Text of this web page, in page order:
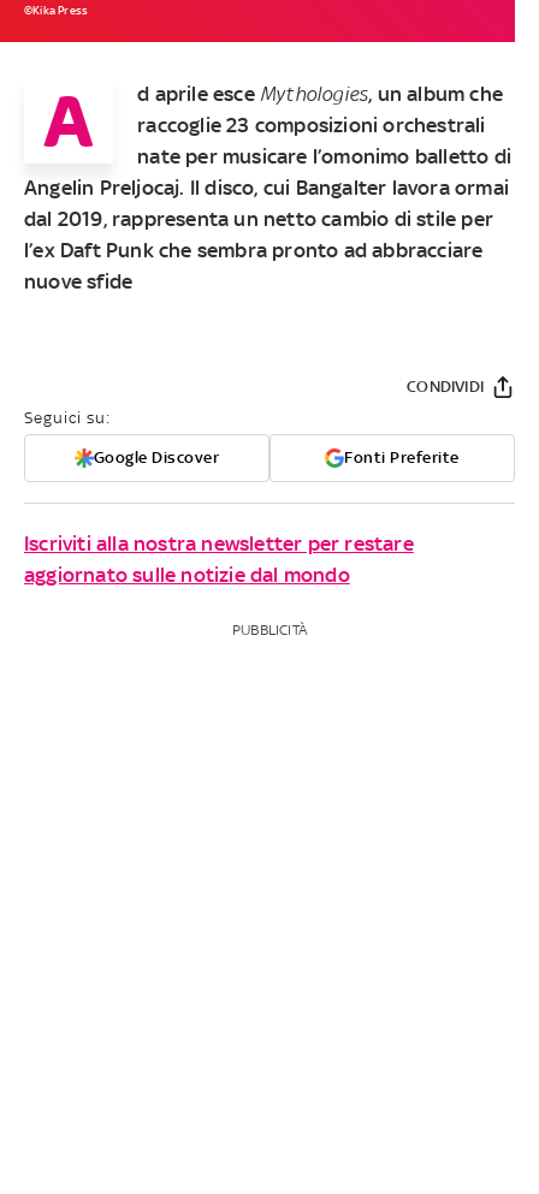
©Kika Press
A d aprile esce Mythologies, un album che
raccoglie 23 composizioni orchestrali
nate per musicare l’omonimo balletto di
Angelin Preljocaj. Il disco, cui Bangalter lavora ormai
dal 2019, rappresenta un netto cambio di stile per
l’ex Daft Punk che sembra pronto ad abbracciare
nuove sfide
Seguici su:
Google Discover Fonti Preferite
CONDIVIDI
Iscriviti alla nostra newsletter per restare
aggiornato sulle notizie dal mondo
PUBBLICITÀ